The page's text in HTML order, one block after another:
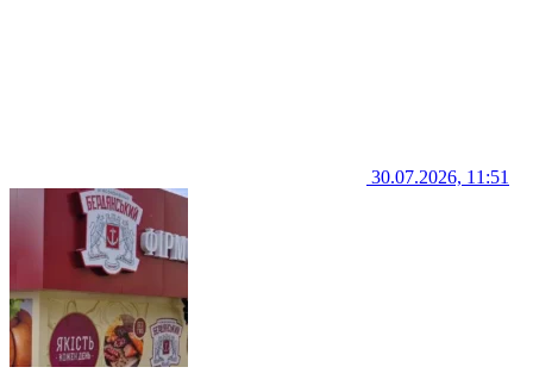
30.07.2026, 11:51